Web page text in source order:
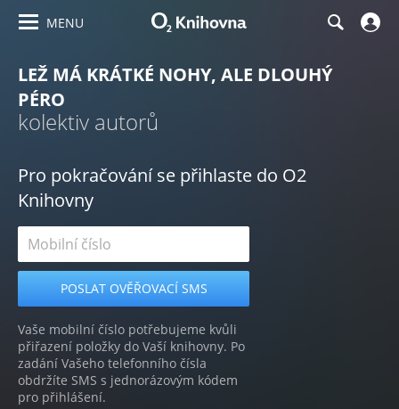
MENU
LEŽ MÁ KRÁTKÉ NOHY, ALE DLOUHÝ
PÉRO
kolektiv autorů
Pro pokračování se přihlaste do O2
Knihovny
Vaše mobilní číslo potřebujeme kvůli
přiřazení položky do Vaší knihovny. Po
zadání Vašeho telefonního čísla
obdržíte SMS s jednorázovým kódem
pro přihlášení.